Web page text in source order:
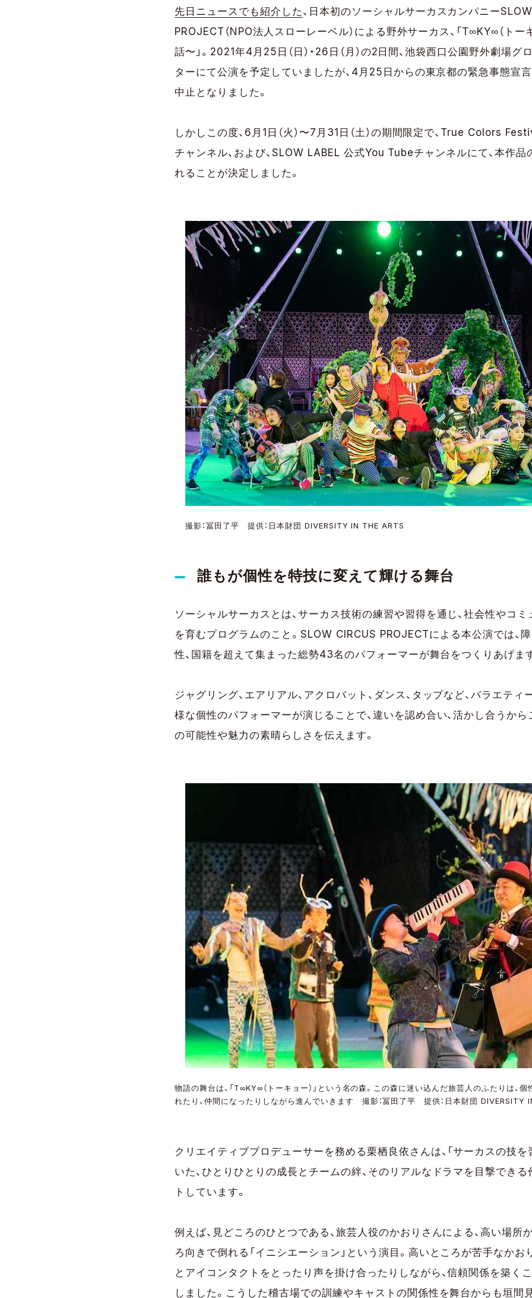
先日ニュースでも紹介した 、日本初のソーシャルサーカスカンパニー
PROJECT（NPO法人スローレーベル）による野外サーカス、「T∞KY∞（トー
話〜」。2021年4月25日（日）・26日（月）の2日間、池袋西口公園野外劇場
ターにて公演を予定していましたが、4月25日からの東京都の緊急事態宣
中止となりました。
しかしこの度、6月1日（火）〜7月31日（土）の期間限定で、True Colors
チャンネル、および、SLOW LABEL 公式You Tubeチャンネルにて、本作
れることが決定しました。
撮影：冨田了平 提供：日本財団 DIVERSITY IN THE ARTS
誰もが個性を特技に変えて輝ける舞台
ソーシャルサーカスとは、サーカス技術の練習や習得を通じ、社会性やコ
を育むプログラムのこと。SLOW CIRCUS PROJECTによる本公演では、障
性、国籍を超えて集まった総勢43名のパフォーマーが舞台をつくりあげま
ジャグリング、エアリアル、アクロバット、ダンス、タップなど、バラエテ
様な個性のパフォーマーが演じることで、違いを認め合い、活かし合うか
の可能性や魅力の素晴らしさを伝えます。
物語の舞台は、「T∞KY∞（トーキョー）」という名の森。この森に迷い込んだ旅芸人のふたりは、
れたり、仲間になったりしながら進んでいきます 撮影：冨田了平 提供：日本財団 DIVERSITY
クリエイティブプロデューサーを務める栗栖良依さんは、「サーカスの技
いた、ひとりひとりの成長とチームの絆、そのリアルなドラマを目撃できる
トしています。
例えば、見どころのひとつである、旅芸人役のかおりさんによる、高い場所
ろ向きで倒れる「イニシエーション」という演目。高いところが苦手なかお
とアイコンタクトをとったり声を掛け合ったりしながら、信頼関係を築く
しました。こうした稽古場での訓練やキャストの関係性を舞台からも垣間